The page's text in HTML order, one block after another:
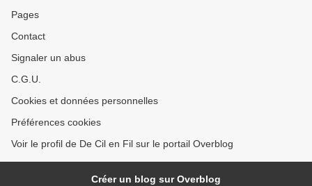
Pages
Contact
Signaler un abus
C.G.U.
Cookies et données personnelles
Préférences cookies
Voir le profil de De Cil en Fil sur le portail Overblog
Créer un blog sur Overblog